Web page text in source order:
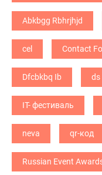
Abkbgg Rbhrjhjd
cel Contact
Dfcbkbq Ib ds
IT- фестиваль
neva qr-код
Russian Event